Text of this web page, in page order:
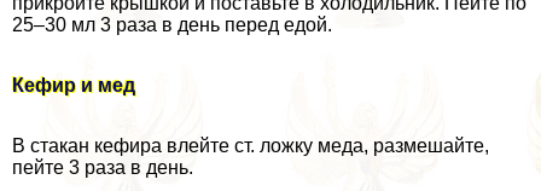
25–30 мл 3 раза в день перед едой.
Кефир и мед
В стакан кефира влейте ст. ложку меда, размешайте,
пейте 3 раза в день.